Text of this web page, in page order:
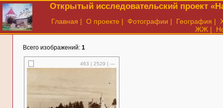
Открытый исследовательский проект
Главная | О проекте | Фотографии | География |
ЖЖ |
Всего изображений: 1
463 | 2529 | —